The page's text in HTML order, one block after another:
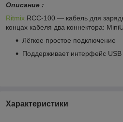
Описание :
Ritmix RCC-100 — кабель для
концах кабеля два коннектора:
Лёгкое простое подключение
Поддерживает интерфейс USB
Характеристики